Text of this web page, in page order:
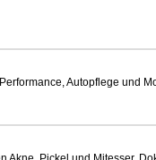
Autopflege und